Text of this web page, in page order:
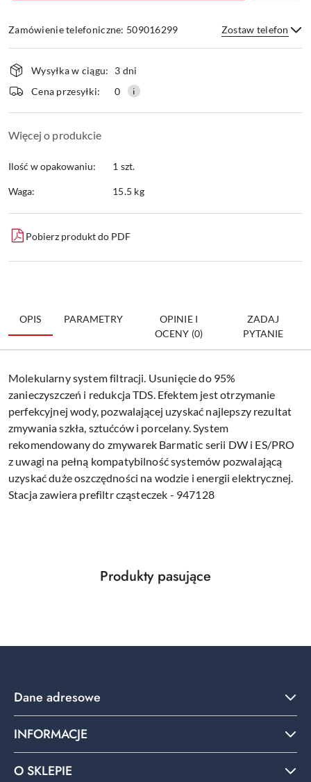
Zamówienie telefoniczne: 509016299 Zostaw telefon
Wyślij
Dostępność
i
dostawa
Wysyłka w ciągu:
3 dni
Cena przesyłki:
0
Więcej o produkcie
Ilość w opakowaniu: 1 szt.
Waga: 15.5 kg
Pobierz produkt do PDF
OPIS PARAMETRY
OPINIE I
OCENY (0)
ZADAJ
PYTANIE
Molekularny system filtracji. Usunięcie do 95%
zanieczyszczeń i redukcja TDS. Efektem jest otrzymanie
perfekcyjnej wody, pozwalającej uzyskać najlepszy rezultat
zmywania szkła, sztućców i porcelany. System
rekomendowany do zmywarek Barmatic serii DW i ES/PRO
z uwagi na pełną kompatybilność systemów pozwalającą
uzyskać duże oszczędności na wodzie i energii elektrycznej.
Stacja zawiera prefiltr cząsteczek - 947128
Pomiń karuzelę produktów
Produkty
Produkty pasujące
Dane adresowe
INFORMACJE
O SKLEPIE